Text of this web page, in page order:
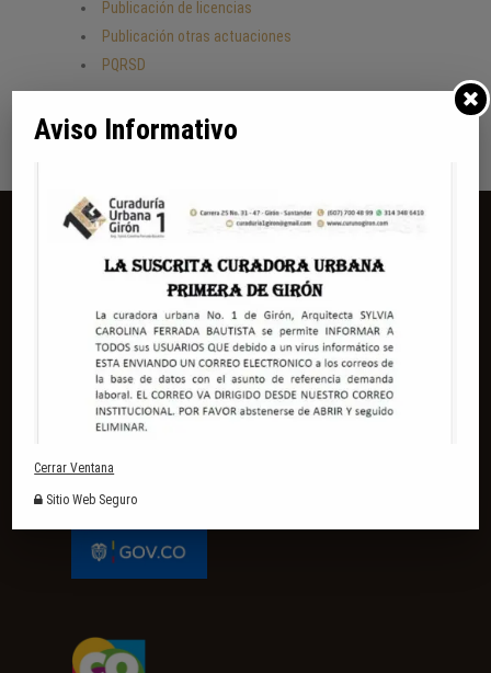
Publicación de licencias
Publicación otras actuaciones
PQRSD
CONTÁCTENOS
(+57) (607) 6672905
servicioalcliente@curunogiron.com
Carrera 25 # 31-47 - Centro Histórico, Girón, Santander
Aviso Informativo
Cerrar Ventana
Sitio Web Seguro